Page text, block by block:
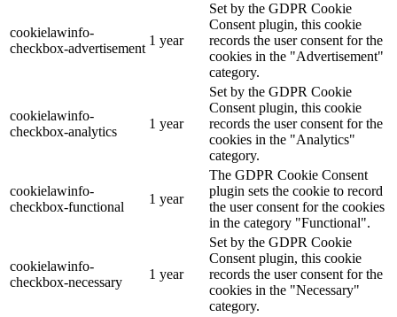
cookielawinfo-
checkbox-advertisement
1 year
Set by the GDPR Cookie
Consent plugin, this cookie
records the user consent for the
cookies in the "Advertisement"
category.
cookielawinfo-
checkbox-analytics
1 year
Set by the GDPR Cookie
Consent plugin, this cookie
records the user consent for the
cookies in the "Analytics"
category.
cookielawinfo-
checkbox-functional
1 year
The GDPR Cookie Consent
plugin sets the cookie to record
the user consent for the cookies
in the category "Functional".
cookielawinfo-
checkbox-necessary
1 year
Set by the GDPR Cookie
Consent plugin, this cookie
records the user consent for the
cookies in the "Necessary"
category.